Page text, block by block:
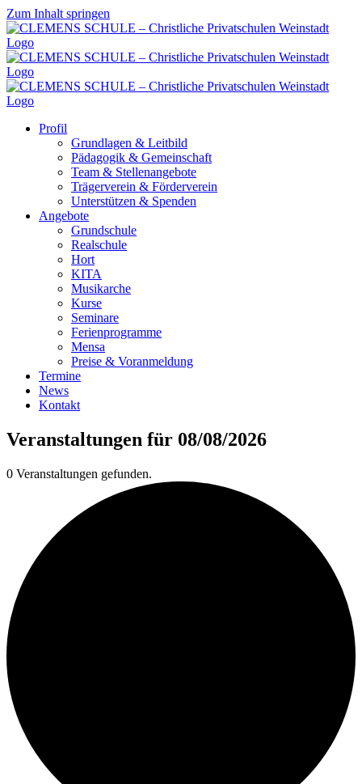
Zum Inhalt springen
Profil
Grundlagen & Leitbild
Pädagogik & Gemeinschaft
Team & Stellenangebote
Trägerverein & Förderverein
Unterstützen & Spenden
Angebote
Grundschule
Realschule
Hort
KITA
Musikarche
Kurse
Seminare
Ferienprogramme
Mensa
Preise & Voranmeldung
Termine
News
Kontakt
Veranstaltungen für 08/08/2026
0 Veranstaltungen gefunden.